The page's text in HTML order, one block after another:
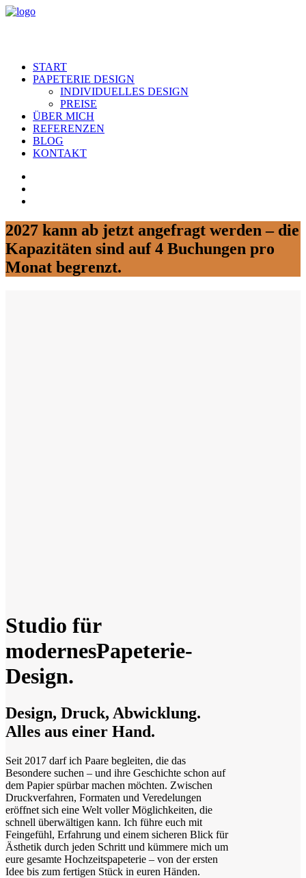
START
PAPETERIE DESIGN
INDIVIDUELLES DESIGN
PREISE
ÜBER MICH
REFERENZEN
BLOG
KONTAKT
2027 kann ab jetzt angefragt werden – die
Kapazitäten sind auf 4 Buchungen pro
Monat begrenzt.
Studio für
modernesPapeterie-
Design.
Design, Druck, Abwicklung.
Alles aus einer Hand.
Seit 2017 darf ich Paare begleiten, die das
Besondere suchen – und ihre Geschichte schon auf
dem Papier spürbar machen möchten. Zwischen
Druckverfahren, Formaten und Veredelungen
eröffnet sich eine Welt voller Möglichkeiten, die
schnell überwältigen kann. Ich führe euch mit
Feingefühl, Erfahrung und einem sicheren Blick für
Ästhetik durch jeden Schritt und kümmere mich um
eure gesamte Hochzeitspapeterie – von der ersten
Idee bis zum fertigen Stück in euren Händen.